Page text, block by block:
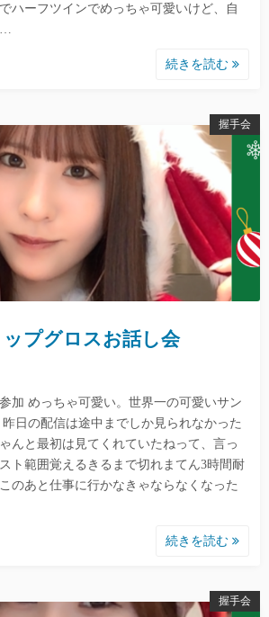
ハーフツインでめっちゃ可愛いけど、自
…
続きを読む
握手会
プグロスお話し会
加 めっちゃ可愛い。世界一の可愛いサン
日の配信は途中までしか見られなかった
んと最初は見てくれていたねって、言っ
ト範囲覚えるきるまで切れまてん3時間耐
のあと仕事に行かなきゃならなくなった
続きを読む
握手会